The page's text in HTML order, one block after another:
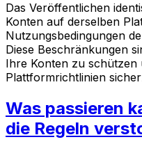
Das Veröffentlichen
Konten auf derselben
Nutzungsbedingungen
Diese Beschränkungen
Ihre Konten zu schützen
Plattformrichtlinien
Was passieren
die Regeln